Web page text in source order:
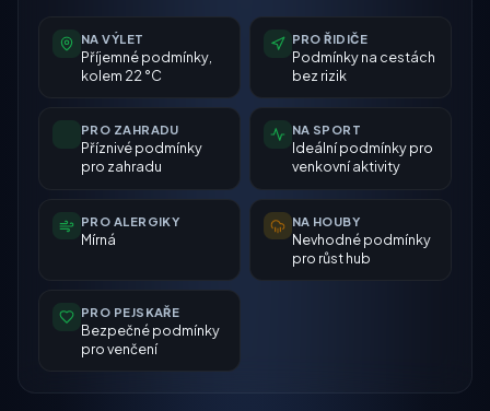
NA VÝLET
Příjemné podmínky,
kolem 22 °C
PRO ŘIDIČE
Podmínky na cestách
bez rizik
PRO ZAHRADU
Příznivé podmínky
pro zahradu
NA SPORT
Ideální podmínky pro
venkovní aktivity
PRO ALERGIKY
Mírná
NA HOUBY
Nevhodné podmínky
pro růst hub
PRO PEJSKAŘE
Bezpečné podmínky
pro venčení